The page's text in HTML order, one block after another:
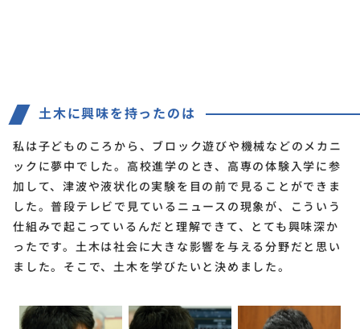
土木に興味を持ったのは
私は子どものころから、ブロック遊びや機械などのメカニ
ックに夢中でした。高校進学のとき、高専の体験入学に参
加して、津波や液状化の実験を目の前で見ることができま
した。普段テレビで見ているニュースの現象が、こういう
仕組みで起こっているんだと理解できて、とても興味深か
ったです。土木は社会に大きな影響を与える分野だと思い
ました。そこで、土木を学びたいと決めました。